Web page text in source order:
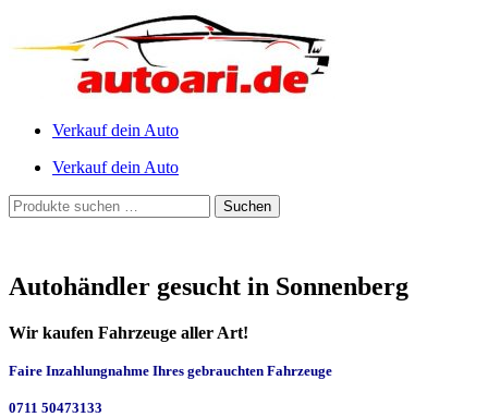
Verkauf dein Auto
Verkauf dein Auto
Suchen
nach:
Suchen
Autohändler gesucht in Sonnenberg
Wir kaufen Fahrzeuge aller Art!
Faire Inzahlungnahme Ihres gebrauchten Fahrzeuge
0711 50473133